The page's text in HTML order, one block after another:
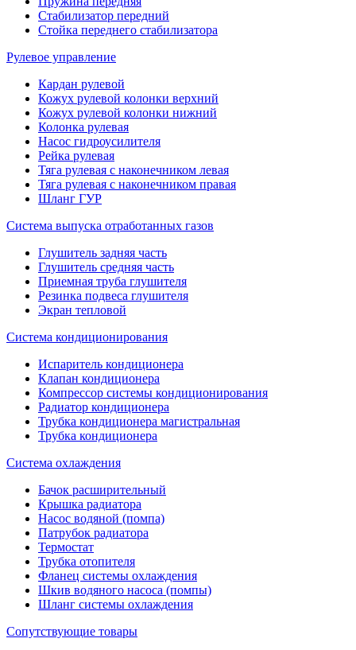
Стабилизатор передний
Стойка переднего стабилизатора
Рулевое управление
Кардан рулевой
Кожух рулевой колонки верхний
Кожух рулевой колонки нижний
Колонка рулевая
Насос гидроусилителя
Рейка рулевая
Тяга рулевая с наконечником левая
Тяга рулевая с наконечником правая
Шланг ГУР
Система выпуска отработанных газов
Глушитель задняя часть
Глушитель средняя часть
Приемная труба глушителя
Резинка подвеса глушителя
Экран тепловой
Система кондиционирования
Испаритель кондиционера
Клапан кондиционера
Компрессор системы кондиционирования
Радиатор кондиционера
Трубка кондиционера магистральная
Трубка кондиционера
Система охлаждения
Бачок расширительный
Крышка радиатора
Насос водяной (помпа)
Патрубок радиатора
Термостат
Трубка отопителя
Фланец системы охлаждения
Шкив водяного насоса (помпы)
Шланг системы охлаждения
Сопутствующие товары